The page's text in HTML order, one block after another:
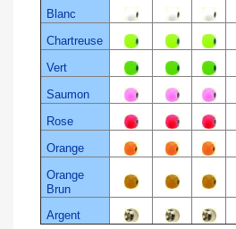
Blanc
Chartreuse
Vert
Saumon
Rose
Orange
Orange
Brun
Argent